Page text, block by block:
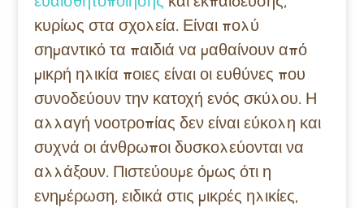
κυρίως στα σχολεία. Είναι πολύ
σημαντικό τα παιδιά να μαθαίνουν από
μικρή ηλικία ποιες είναι οι ευθύνες που
συνοδεύουν την κατοχή ενός σκύλου. Η
αλλαγή νοοτροπίας δεν είναι εύκολη και
συχνά οι άνθρωποι δυσκολεύονται να
αλλάξουν. Πιστεύουμε όμως ότι η
ενημέρωση, ειδικά στις μικρές ηλικίες,